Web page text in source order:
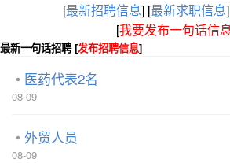
[最新招聘信息] [最新求职信息]
[我要发布一句话信
最新一句话招聘 [发布招聘信息]
医药代表2名
08-09
外贸人员
08-09